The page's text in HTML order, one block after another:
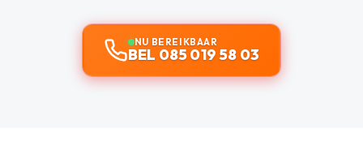
NU BEREIKBAAR
BEL 085 019 58 03